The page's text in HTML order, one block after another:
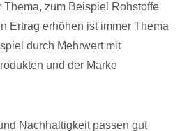
Thema, zum Beispiel Rohstoffe
Ertrag erhöhen ist immer Thema
durch Mehrwert mit
und der Marke
Nachhaltigkeit passen gut